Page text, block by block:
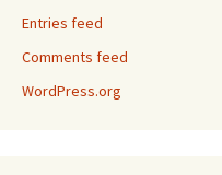
Entries feed
Comments feed
WordPress.org